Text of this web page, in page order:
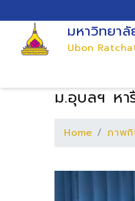
มหาวิทยา
Ubon
ม.อุบลฯ ห
Home ภาพกิ